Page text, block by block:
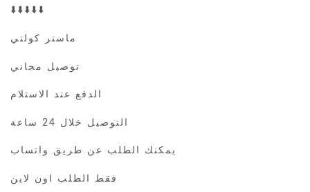
⬇️⬇️⬇️⬇️⬇️
ماستر كولتي
توصيل مجاني
الدفع عند الاستلام
التوصيل خلال 24 ساعة
يمكنك الطلب عن طريق واتساب
فقط الطلب اون لاين